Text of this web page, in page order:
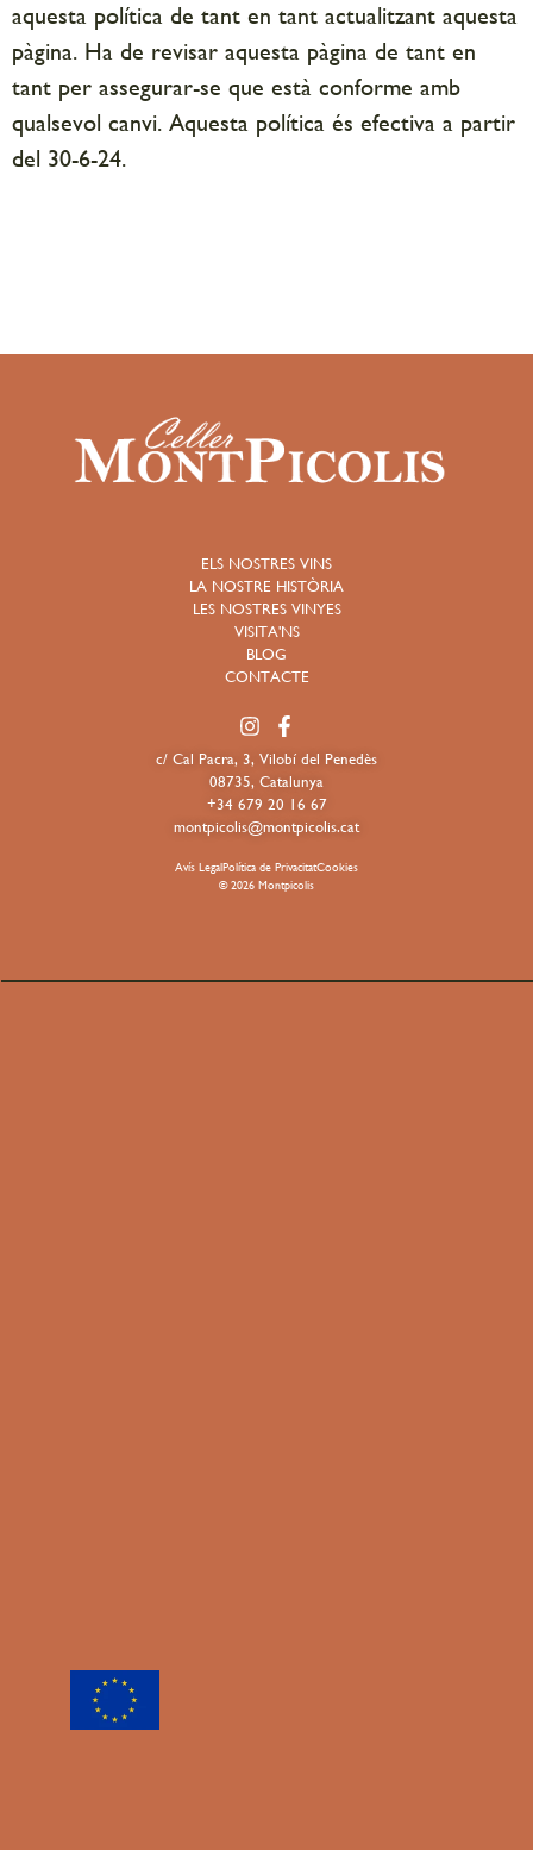
aquesta política de tant en tant actualitzant aquesta
pàgina. Ha de revisar aquesta pàgina de tant en
tant per assegurar-se que està conforme amb
qualsevol canvi. Aquesta política és efectiva a partir
del 30-6-24.
ELS NOSTRES VINS
LA NOSTRE HISTÒRIA
LES NOSTRES VINYES
VISITA'NS
BLOG
CONTACTE
c/ Cal Pacra, 3, Vilobí del Penedès
08735, Catalunya
+34 679 20 16 67
montpicolis@montpicolis.cat
Avís LegalPolítica de PrivacitatCookies
© 2026 Montpicolis